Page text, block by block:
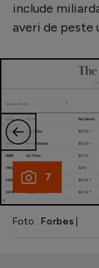
include
averi de peste
7
Foto : Forbes